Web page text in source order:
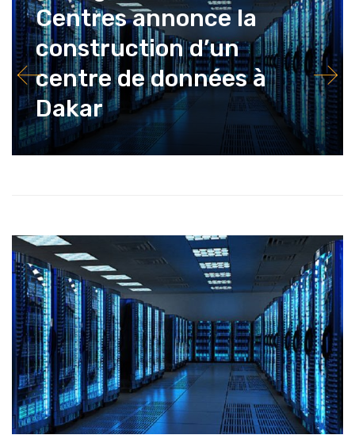
Centres annonce la
construction d’un
centre de données à
Dakar